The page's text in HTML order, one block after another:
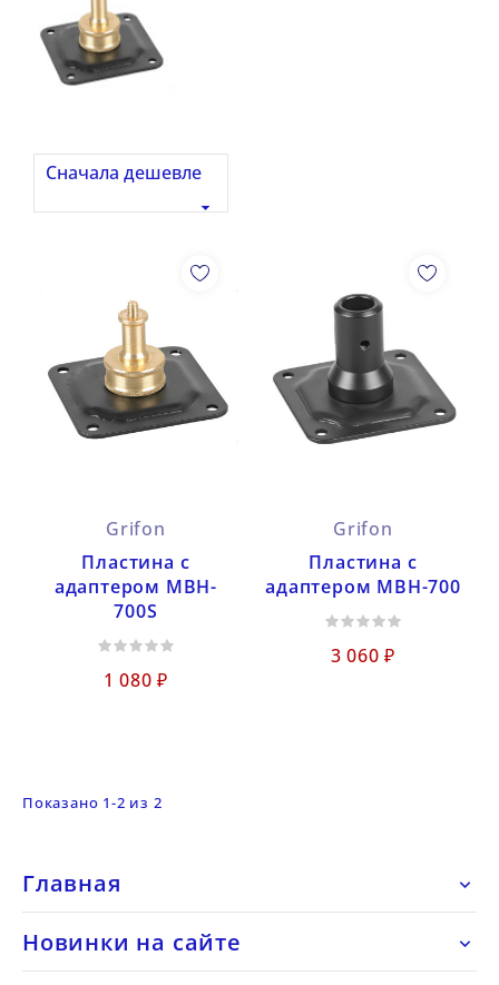
Сначала дешевле

Grifon
Пластина с
адаптером MBH-
700S
1 080 ₽
Grifon
Пластина с
адаптером MBH-700
3 060 ₽
Показано 1-2 из 2
Главная 
Новинки на сайте 